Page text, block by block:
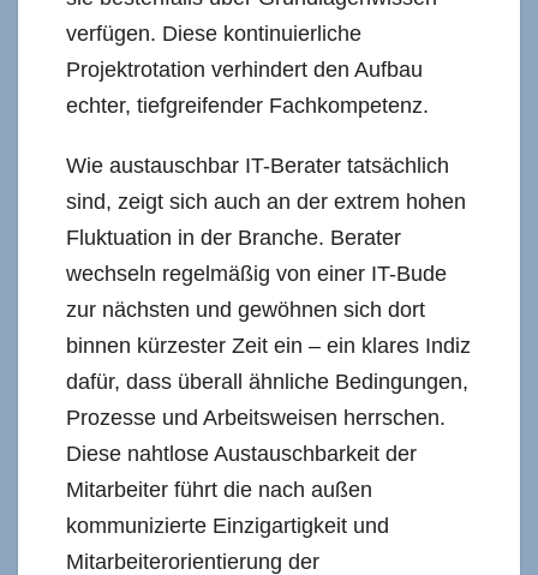
verfügen. Diese kontinuierliche
Projektrotation verhindert den Aufbau
echter, tiefgreifender Fachkompetenz.
Wie austauschbar IT-Berater tatsächlich
sind, zeigt sich auch an der extrem hohen
Fluktuation in der Branche. Berater
wechseln regelmäßig von einer IT-Bude
zur nächsten und gewöhnen sich dort
binnen kürzester Zeit ein – ein klares Indiz
dafür, dass überall ähnliche Bedingungen,
Prozesse und Arbeitsweisen herrschen.
Diese nahtlose Austauschbarkeit der
Mitarbeiter führt die nach außen
kommunizierte Einzigartigkeit und
Mitarbeiterorientierung der